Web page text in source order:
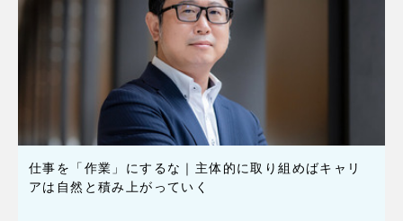
仕事を「作業」にするな｜主体的に取り組めばキャリ
アは自然と積み上がっていく